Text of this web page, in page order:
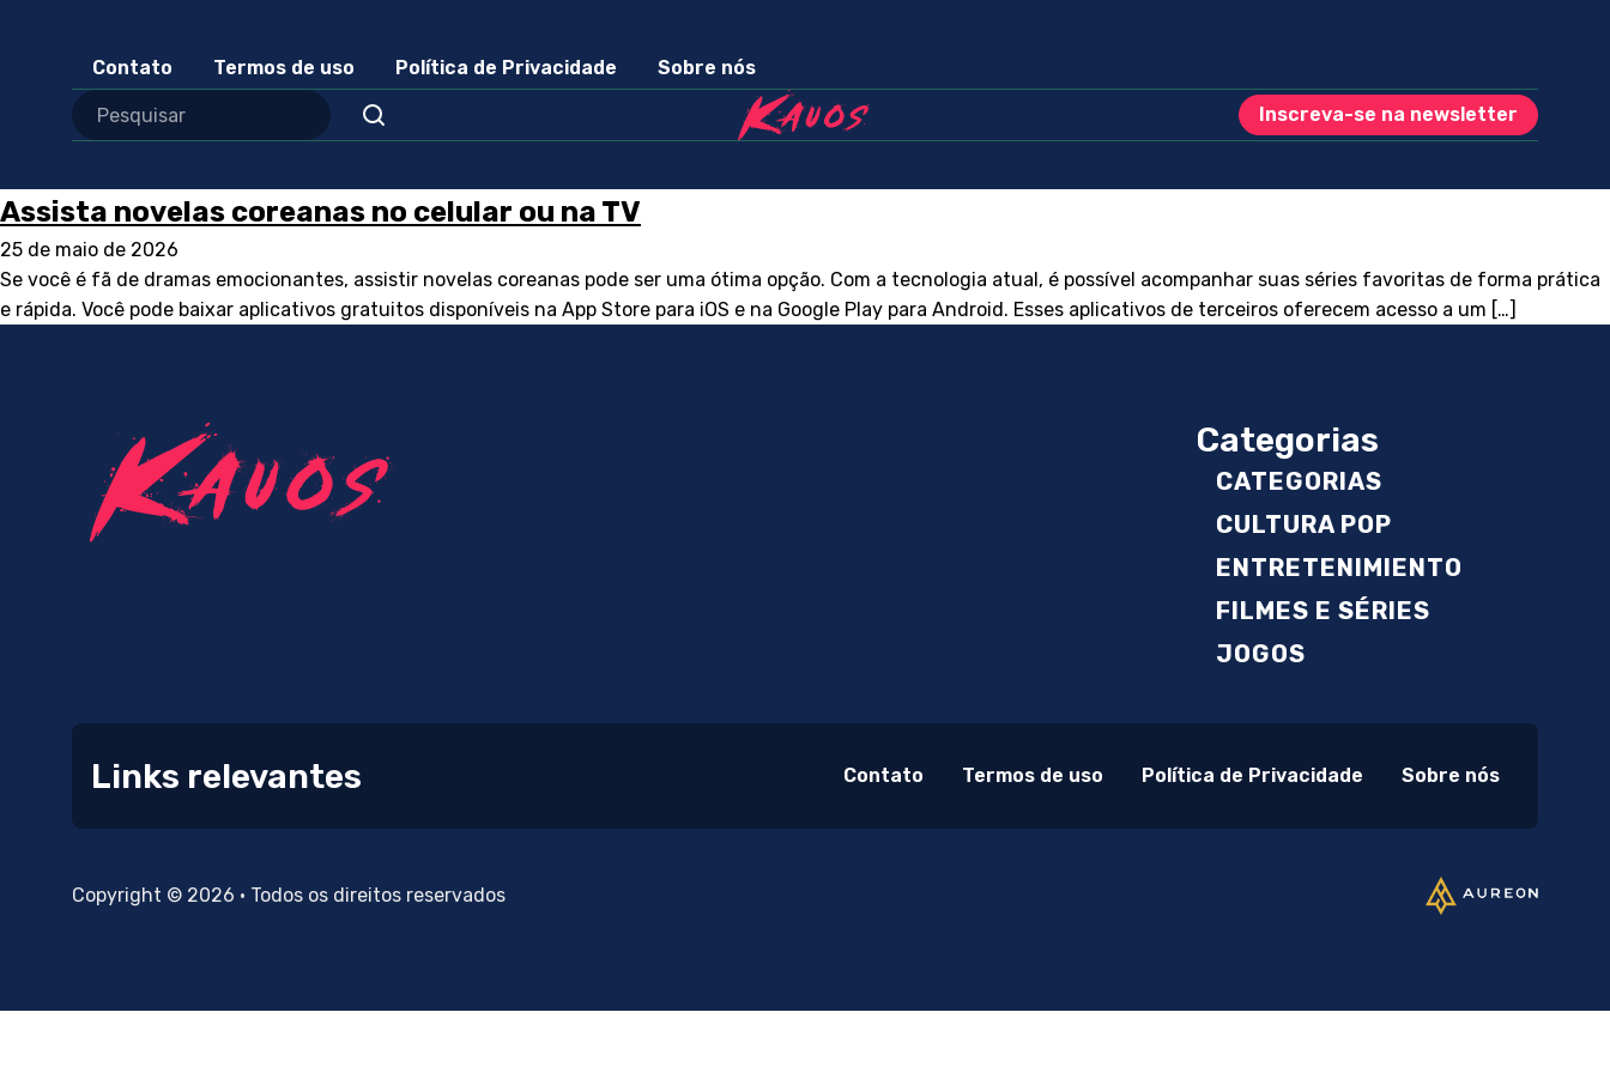
Contato Termos de uso Política de Privacidade Sobre nós
Inscreva-se na newsletter
Assista novelas coreanas no celular ou na TV
25 de maio de 2026
Se você é fã de dramas emocionantes, assistir novelas coreanas pode ser uma ótima opção. Com a tecnologia atual, é possível acompanhar suas séries favoritas de forma prática
e rápida. Você pode baixar aplicativos gratuitos disponíveis na App Store para iOS e na Google Play para Android. Esses aplicativos de terceiros oferecem acesso a um […]
Categorias
CATEGORIAS
CULTURA POP
ENTRETENIMIENTO
FILMES E SÉRIES
JOGOS
Links relevantes Contato Termos de uso Política de Privacidade Sobre nós
Copyright © 2026 • Todos os direitos reservados